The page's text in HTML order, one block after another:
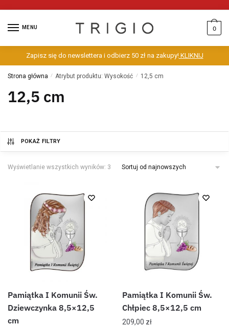
MENU 0
Zapisz się do newslettera i odbierz 50 zł na zakupy!KLIKNIJ
Strona główna / Atrybut produktu: Wysokość / 12,5 cm
12,5 cm
POKAŻ FILTRY
Wyświetlanie wszystkich wyników: 3
Pamiątka I Komunii Św.
Dziewczynka 8,5×12,5
cm
Pamiątka I Komunii Św.
Chłpiec 8,5×12,5 cm
209,00 zł